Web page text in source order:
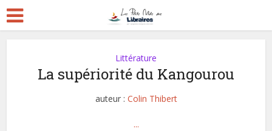
Littérature
La supériorité du Kangourou
auteur : Colin Thibert
...